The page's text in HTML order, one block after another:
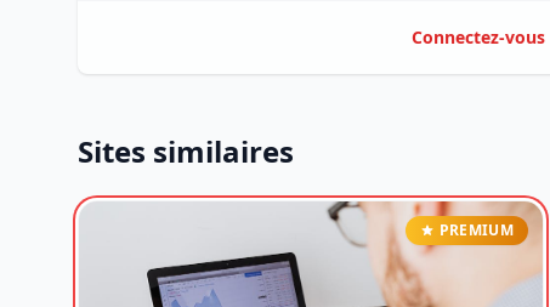
Connectez-vous
Sites similaires
PREMIUM